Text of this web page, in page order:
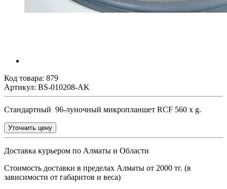
Код товара: 879
Артикул: BS-010208-AK
Стандартный 96-луночный микропланшет RCF 560 x g.
Уточнить цену
Доставка курьером по Алматы и Области
Стоимость доставки в пределах Алматы от 2000 тг. (в
зависимости от габаритов и веса)